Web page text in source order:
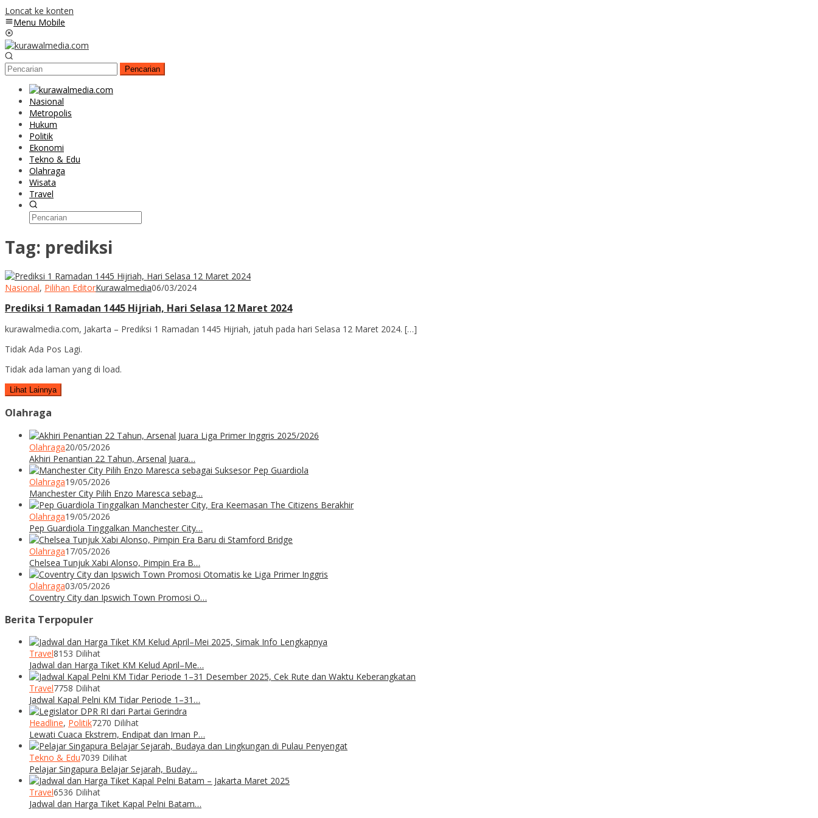
Loncat ke konten
Menu Mobile
Pencarian
Nasional
Metropolis
Hukum
Politik
Ekonomi
Tekno & Edu
Olahraga
Wisata
Travel
Tag: prediksi
Nasional, Pilihan EditorKurawalmedia06/03/2024
Prediksi 1 Ramadan 1445 Hijriah, Hari Selasa 12 Maret 2024
kurawalmedia.com, Jakarta – Prediksi 1 Ramadan 1445 Hijriah, jatuh pada hari Selasa 12 Maret 2024. […]
Tidak Ada Pos Lagi.
Tidak ada laman yang di load.
Lihat Lainnya
Olahraga
Olahraga20/05/2026
Akhiri Penantian 22 Tahun, Arsenal Juara…
Olahraga19/05/2026
Manchester City Pilih Enzo Maresca sebag…
Olahraga19/05/2026
Pep Guardiola Tinggalkan Manchester City…
Olahraga17/05/2026
Chelsea Tunjuk Xabi Alonso, Pimpin Era B…
Olahraga03/05/2026
Coventry City dan Ipswich Town Promosi O…
Berita Terpopuler
Travel8153 Dilihat
Jadwal dan Harga Tiket KM Kelud April–Me…
Travel7758 Dilihat
Jadwal Kapal Pelni KM Tidar Periode 1–31…
Headline, Politik7270 Dilihat
Lewati Cuaca Ekstrem, Endipat dan Iman P…
Tekno & Edu7039 Dilihat
Pelajar Singapura Belajar Sejarah, Buday…
Travel6536 Dilihat
Jadwal dan Harga Tiket Kapal Pelni Batam…